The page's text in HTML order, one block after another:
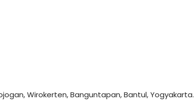
Wirokerten, Banguntapan, Bantul, Yogyakarta.